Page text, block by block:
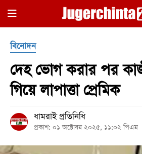
×
হোম
জাতীয়
বিনোদন
দেহ ভোগ করার পর
গিয়ে লাপাত্তা প্রেমিক
ধামরাই প্রতিনিধি
প্রকাশ: ০১ অক্টোবর ২০২৫, ১১:০২ পিএম